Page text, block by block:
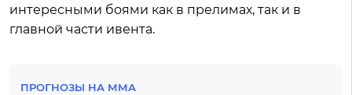
интересными боями как в прелимах, так и в
главной части ивента.
ПРОГНОЗЫ НА ММА